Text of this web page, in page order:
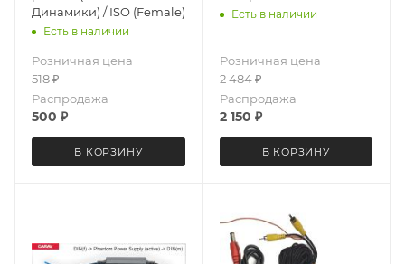
Динамики) / ISO (Female)
Есть в наличии
Розничная цена
518₽
Распродажа
500 ₽
В КОРЗИНУ
Есть в наличии
Розничная цена
2 484₽
Распродажа
2 150 ₽
В КОРЗИНУ